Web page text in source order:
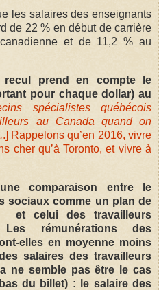
les salaires des enseignants
de 22 % en début de carrière
et de 11,2 % au
prend en compte le
pour chaque dollar) au
spécialistes québécois
au Canada quand on
.] Rappelons qu’en 2016, vivre
cher qu’à Toronto, et vivre à
comparaison entre le
sociaux comme un plan de
et celui des travailleurs
rémunérations des
elles en moyenne moins
salaires des travailleurs
ne semble pas être le cas
du billet) : le salaire des